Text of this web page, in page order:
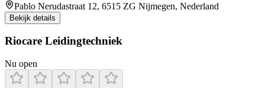
Pablo Nerudastraat 12, 6515 ZG Nijmegen, Nederland
Bekijk details
Riocare Leidingtechniek
Nu open